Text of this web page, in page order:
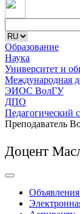
Образование
Наука
Университет и
Международная
ЭИОС ВолГУ
ДПО
Педагогический
Преподаватель
Доцент
Объявления